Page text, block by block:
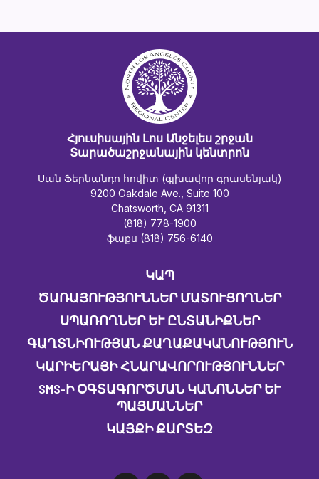
Հյուսիսային Լոս Անջելես շրջան
Տարածաշրջանային կենտրոն
Սան Ֆերնանդո հովիտ (գլխավոր գրասենյակ)
9200 Oakdale Ave., Suite 100
Chatsworth, CA 91311
(818) 778-1900
ֆաքս (818) 756-6140
ԿԱՊ
ԾԱՌԱՅՈՒԹՅՈՒՆՆԵՐ ՄԱՏՈՒՑՈՂՆԵՐ
ՍՊԱՌՈՂՆԵՐ ԵՒ ԸՆՏԱՆԻՔՆԵՐ
ԳԱՂՏՆԻՈՒԹՅԱՆ ՔԱՂԱՔԱԿԱՆՈՒԹՅՈՒՆ
ԿԱՐԻԵՐԱՅԻ ՀՆԱՐԱՎՈՐՈՒԹՅՈՒՆՆԵՐ
SMS-Ի ՕԳՏԱԳՈՐԾՄԱՆ ԿԱՆՈՆՆԵՐ ԵՒ Պ
ԱՅՄԱՆՆԵՐ
ԿԱՅՔԻ ՔԱՐՏԵԶ